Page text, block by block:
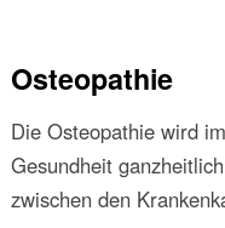
Osteopathie
Die Osteopathie wird
Gesundheit
zwischen den